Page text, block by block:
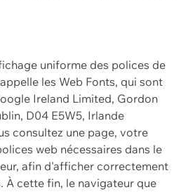
uniforme des polices de
les Web Fonts, qui sont
Ireland Limited, Gordon
D04 E5W5, Irlande
consultez une page, votre
web nécessaires dans le
afin d'afficher correctement
À cette fin, le navigateur que